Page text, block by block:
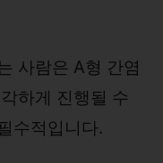
사람은 A형 간염
하게 진행될 수
수적입니다.